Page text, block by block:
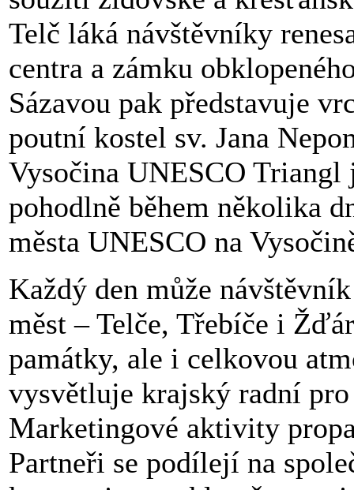
Telč láká návštěvníky
centra a zámku
Sázavou pak představuje
poutní kostel sv. Jana
Vysočina UNESCO
pohodlně během několika
města UNESCO na
Každý den může
měst – Telče, Třebíče i
památky, ale i celkovou
vysvětluje krajský radní
Marketingové aktivity
Partneři se podílejí na